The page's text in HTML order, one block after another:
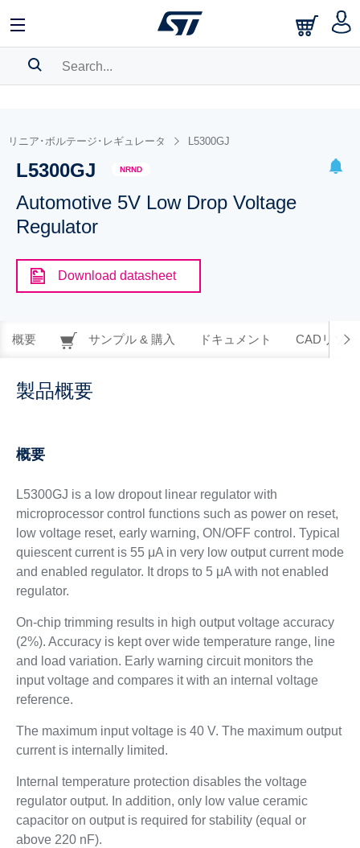
BOOKMARK
Pleaselog into show your saved searches.
リニア･ボルテージ･レギュレータ L5300GJ
L5300GJ NRND
Automotive 5V Low Drop Voltage
Regulator
Download datasheet
概要 サンプル & 購入 ドキュメント CADリソー
製品概要
概要
L5300GJ is a low dropout linear regulator with
microprocessor control functions such as power on reset,
low voltage reset, early warning, ON/OFF control. Typical
quiescent current is 55 μA in very low output current mode
and enabled regulator. It drops to 5 μA with not enabled
regulator.
On-chip trimming results in high output voltage accuracy
(2%). Accuracy is kept over wide temperature range, line
and load variation. Early warning circuit monitors the
input voltage and compares it with an internal voltage
reference.
The maximum input voltage is 40 V. The maximum output
current is internally limited.
Internal temperature protection disables the voltage
regulator output. In addition, only low value ceramic
capacitor on output is required for stability (equal or
above 220 nF).